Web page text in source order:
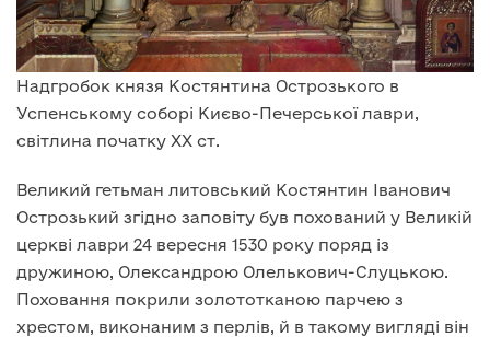
Надгробок князя Костянтина Острозького в
Успенському соборі Києво-Печерської лаври,
світлина початку XX ст.
Великий гетьман литовський Костянтин Іванович
Острозький згідно заповіту був похований у Великій
церкві лаври 24 вересня 1530 року поряд із
дружиною, Олександрою Олелькович-Слуцькою.
Поховання покрили золототканою парчею з
хрестом, виконаним з перлів, й в такому вигляді він